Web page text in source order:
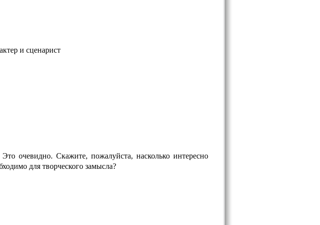
и сценарист
очевидно. Скажите, пожалуйста, насколько интересно
для творческого замысла?